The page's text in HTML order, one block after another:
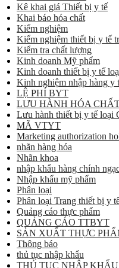
Kê khai giá Thiết bị y tế
Khai báo hóa chất
Kiểm nghiệm
Kiểm nghiệm thiết bị y tế
Kiểm tra chất lượng
Kinh doanh Mỹ phẩm
Kinh doanh thiết bị y tế
Kinh nghiệm nhập hàng y
LỆ PHÍ BYT
LƯU HÀNH HÓA
Lưu hành thiết bị y tế loại
MÃ VTYT
Marketing authorization
nhãn hàng hóa
Nhãn khoa
nhập khẩu hàng chính
Nhập khẩu mỹ phẩm
Phân loại
Phân loại Trang thiết bị y
Quảng cáo thực phẩm
QUẢNG CÁO TTBYT
SẢN XUẤT THỰC
Thông báo
thủ tục nhập khẩu
THỦ TỤC NHẬP